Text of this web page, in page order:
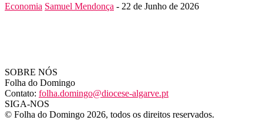
Economia Samuel Mendonça - 22 de Junho de 2026
SOBRE NÓS
Folha do Domingo
Contato: folha.domingo@diocese-algarve.pt
SIGA-NOS
© Folha do Domingo 2026, todos os direitos reservados.